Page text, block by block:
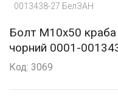
0013438-27 БелЗАН
Болт М10х50
чорний 0001-
Код: 3069